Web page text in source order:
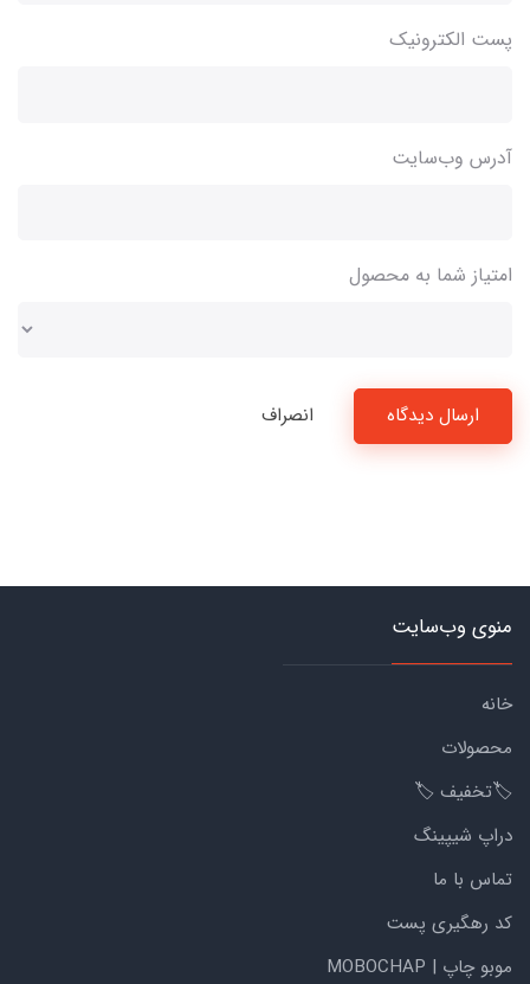
پست الکترونیک
آدرس وب‌سایت
امتیاز شما به محصول
ارسال دیدگاه انصراف
منوی وب‌سایت
خانه
محصولات
🏷️تخفیف 🏷️
دراپ شیپینگ
تماس با ما
کد رهگیری پست
موبو چاپ | MOBOCHAP